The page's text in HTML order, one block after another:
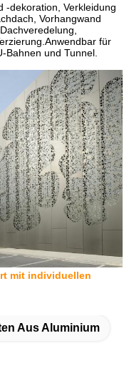
-dekoration, Verkleidung
Vorhangwand
für
Bahnen und Tunnel.
mit individuellen
Aus Aluminium